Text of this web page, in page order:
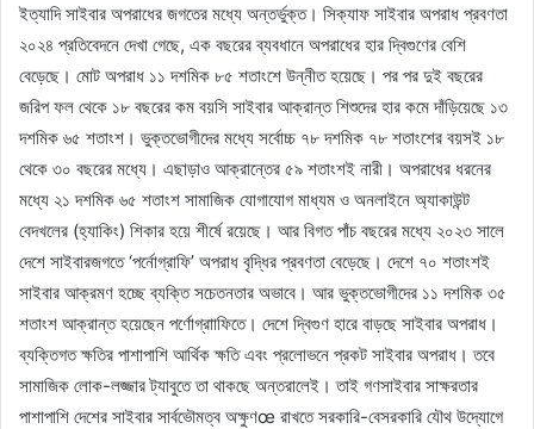
ইত্যাদি সাইবার অপরাধের জগতের মধ্যে অন্তর্ভুক্ত। সিক্যাফ সাইবার অপরাধ প্রবণতা
২০২৪ প্রতিবেদনে দেখা গেছে, এক বছরের ব্যবধানে অপরাধের হার দ্বিগুণের বেশি
বেড়েছে। মোট অপরাধ ১১ দশমিক ৮৫ শতাংশে উন্নীত হয়েছে। পর পর দুই বছরের
জরিপ ফল থেকে ১৮ বছরের কম বয়সি সাইবার আক্রান্ত শিশুদের হার কমে দাঁড়িয়েছে ১৩
দশমিক ৬৫ শতাংশ। ভুক্তভোগীদের মধ্যে সর্বোচ্চ ৭৮ দশমিক ৭৮ শতাংশের বয়সই ১৮
থেকে ৩০ বছরের মধ্যে। এছাড়াও আক্রান্তের ৫৯ শতাংশই নারী। অপরাধের ধরনের
মধ্যে ২১ দশমিক ৬৫ শতাংশ সামাজিক যোগাযোগ মাধ্যম ও অনলাইনে অ্যাকাউন্ট
বেদখলের (হ্যাকিং) শিকার হয়ে শীর্ষে রয়েছে। আর বিগত পাঁচ বছরের মধ্যে ২০২৩ সালে
দেশে সাইবারজগতে ‘পর্নোগ্রাফি’ অপরাধ বৃদ্ধির প্রবণতা বেড়েছে। দেশে ৭০ শতাংশই
সাইবার আক্রমণ হচ্ছে ব্যক্তি সচেতনতার অভাবে। আর ভুক্তভোগীদের ১১ দশমিক ৩৫
শতাংশ আক্রান্ত হয়েছেন পর্ণোগ্রাাফিতে। দেশে দ্বিগুণ হারে বাড়ছে সাইবার অপরাধ।
ব্যক্তিগত ক্ষতির পাশাপাশি আর্থিক ক্ষতি এবং প্রলোভনে প্রকট সাইবার অপরাধ। তবে
সামাজিক লোক-লজ্জার ট্যাবুতে তা থাকছে অন্তরালেই। তাই গণসাইবার সাক্ষরতার
পাশাপাশি দেশের সাইবার সার্বভৌমত্ব অক্ষুণœ রাখতে সরকারি-বেসরকারি যৌথ উদ্যোগে